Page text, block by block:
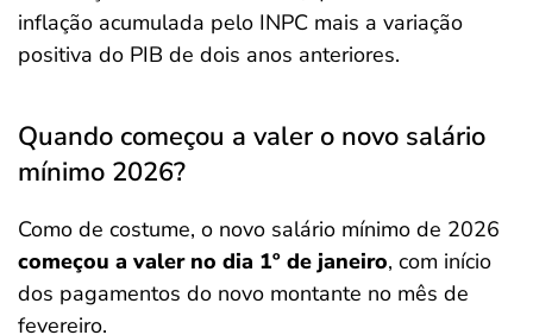
inflação acumulada pelo INPC mais a variação
positiva do PIB de dois anos anteriores.
Quando começou a valer o novo salário
mínimo 2026?
Como de costume, o novo salário mínimo de 2026
começou a valer no dia 1º de janeiro, com início
dos pagamentos do novo montante no mês de
fevereiro.